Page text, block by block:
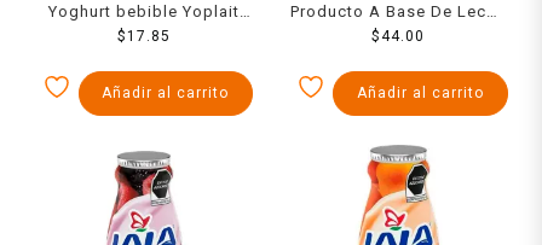
Yoghurt bebible Yoplait
Griego con fresas bajo en
$17.85
Añadir al carrito
Producto A Base De Leche
Yakult 40 Lt 5 Pack 80 Ml
$44.00
Añadir al carrito